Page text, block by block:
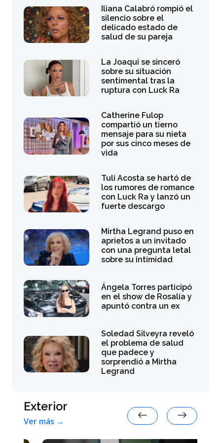
Iliana Calabró rompió el
silencio sobre el
delicado estado de
salud de su pareja
La Joaqui se sinceró
sobre su situación
sentimental tras la
ruptura con Luck Ra
Catherine Fulop
compartió un tierno
mensaje para su nieta
por sus cinco meses de
vida
Tuli Acosta se hartó de
los rumores de romance
con Luck Ra y lanzó un
fuerte descargo
Mirtha Legrand puso en
aprietos a un invitado
con una pregunta letal
sobre su intimidad
Ángela Torres participó
en el show de Rosalía y
apuntó contra un ex
Soledad Silveyra reveló
el problema de salud
que padece y
sorprendió a Mirtha
Legrand
Exterior
Ver más →